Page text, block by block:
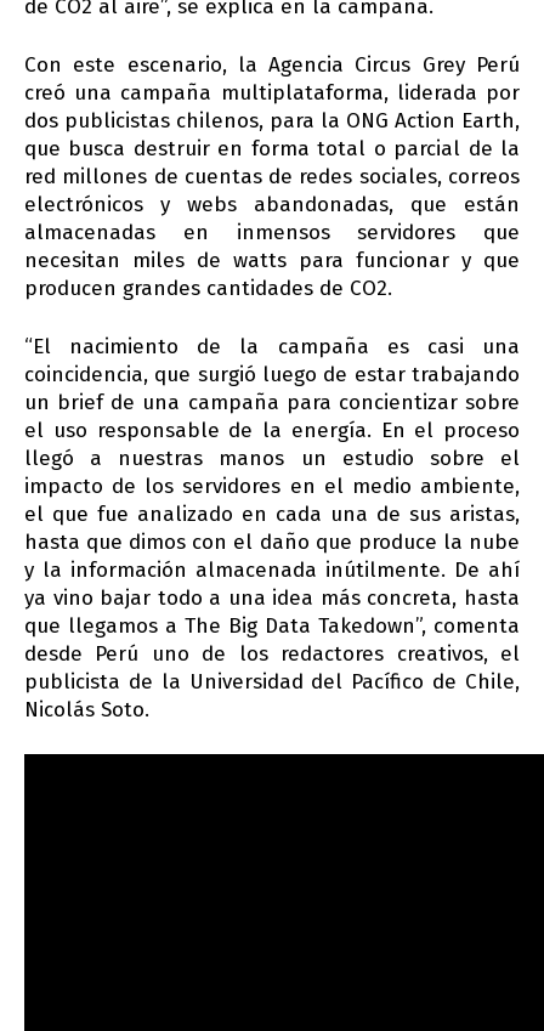
de CO2 al aire”, se explica en la campaña.
Con este escenario, la Agencia Circus Grey Perú
creó una campaña multiplataforma, liderada por
dos publicistas chilenos, para la ONG Action Earth,
que busca destruir en forma total o parcial de la
red millones de cuentas de redes sociales, correos
electrónicos y webs abandonadas, que están
almacenadas en inmensos servidores que
necesitan miles de watts para funcionar y que
producen grandes cantidades de CO2.
“El nacimiento de la campaña es casi una
coincidencia, que surgió luego de estar trabajando
un brief de una campaña para concientizar sobre
el uso responsable de la energía. En el proceso
llegó a nuestras manos un estudio sobre el
impacto de los servidores en el medio ambiente,
el que fue analizado en cada una de sus aristas,
hasta que dimos con el daño que produce la nube
y la información almacenada inútilmente. De ahí
ya vino bajar todo a una idea más concreta, hasta
que llegamos a The Big Data Takedown”, comenta
desde Perú uno de los redactores creativos, el
publicista de la Universidad del Pacífico de Chile,
Nicolás Soto.